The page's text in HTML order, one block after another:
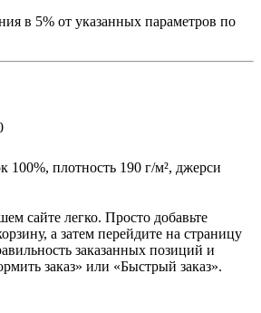
в 5% от указанных параметров по
100%, плотность 190 г/м², джерси
сайте легко. Просто добавьте
а затем перейдите на страницу
заказанных позиций и
заказ» или «Быстрый заказ».